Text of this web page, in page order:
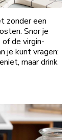
zonder een
Snor je
de virgin-
je kunt vragen:
maar drink